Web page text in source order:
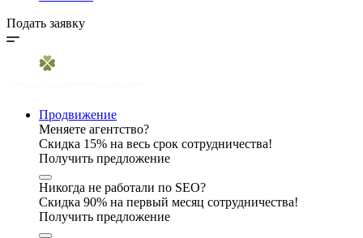
Подать заявку
Продвижение
Меняете агентство?
Скидка 15% на весь срок сотрудничества!
Получить предложение
Никогда не работали по SEO?
Скидка 90% на первый месяц сотрудничества!
Получить предложение